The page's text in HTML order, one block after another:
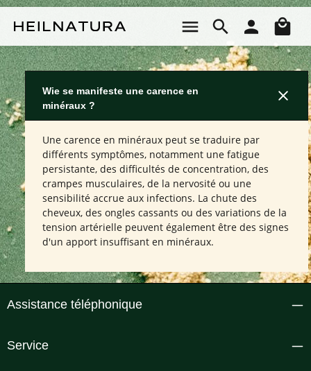
Wie se manifeste une carence en
minéraux ?
Une carence en minéraux peut se traduire par
différents symptômes, notamment une fatigue
persistante, des difficultés de concentration, des
crampes musculaires, de la nervosité ou une
sensibilité accrue aux infections. La chute des
cheveux, des ongles cassants ou des variations de la
tension artérielle peuvent également être des signes
d'un apport insuffisant en minéraux.
Assistance téléphonique
Service